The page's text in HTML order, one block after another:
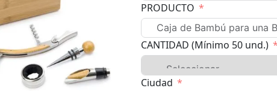
PRODUCTO
CANTIDAD (Mínimo 50 und.)
Ciudad